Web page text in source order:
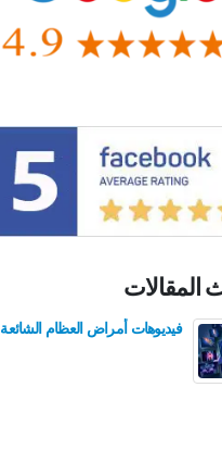
المقالات
فيديوهات أمراض العظام الشائعة